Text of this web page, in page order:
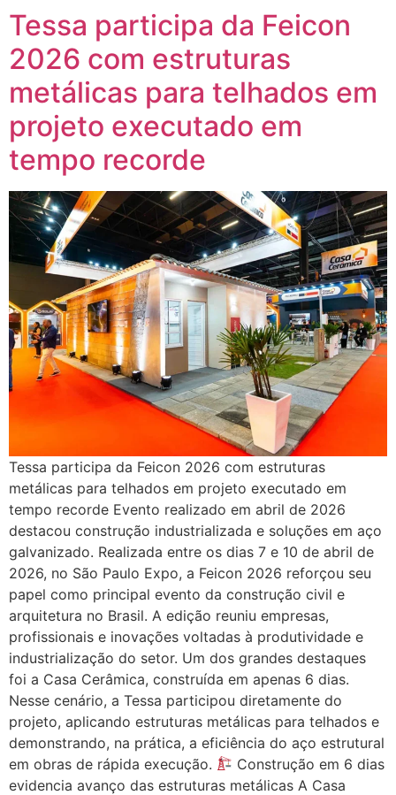
Tessa participa da Feicon
2026 com estruturas
metálicas para telhados em
projeto executado em
tempo recorde
Tessa participa da Feicon 2026 com estruturas
metálicas para telhados em projeto executado em
tempo recorde Evento realizado em abril de 2026
destacou construção industrializada e soluções em aço
galvanizado. Realizada entre os dias 7 e 10 de abril de
2026, no São Paulo Expo, a Feicon 2026 reforçou seu
papel como principal evento da construção civil e
arquitetura no Brasil. A edição reuniu empresas,
profissionais e inovações voltadas à produtividade e
industrialização do setor. Um dos grandes destaques
foi a Casa Cerâmica, construída em apenas 6 dias.
Nesse cenário, a Tessa participou diretamente do
projeto, aplicando estruturas metálicas para telhados e
demonstrando, na prática, a eficiência do aço estrutural
em obras de rápida execução.
Construção em 6 dias
evidencia avanço das estruturas metálicas A Casa